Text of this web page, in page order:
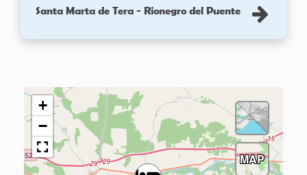
Santa Marta de Tera - Rionegro del Puente
+
−
MAP